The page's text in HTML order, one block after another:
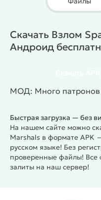
заканчиваются. Бои
донатов.
Тактический экшен с
Космический сеттинг
Умные враги и
#Жанр: Экшены /
Тактические шутеры /
Платные /
Открытый мир / MOD
Скачать Взлом
Андроид
МОД: Много патронов
Быстрая загрузка — без
На нашем сайте можно
Marshals в формате APK
русском языке! Без
проверенные файлы! Все
залиты на наш сервер!